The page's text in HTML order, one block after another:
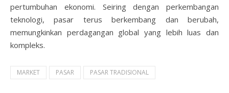
pertumbuhan ekonomi. Seiring dengan perkembangan
teknologi, pasar terus berkembang dan berubah,
memungkinkan perdagangan global yang lebih luas dan
kompleks.
MARKET PASAR PASAR TRADISIONAL